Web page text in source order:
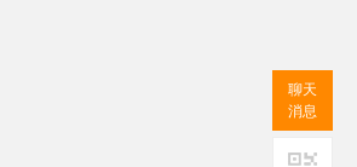
聊天
消息